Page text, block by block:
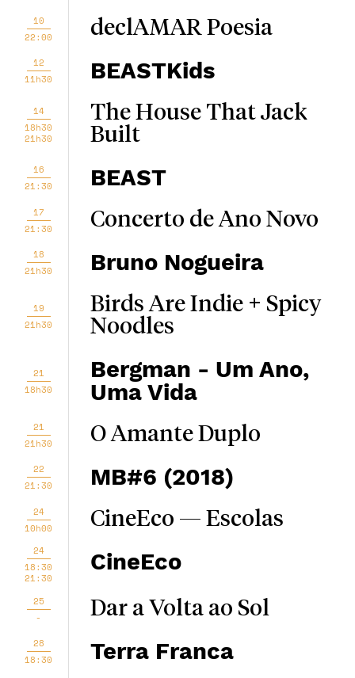
10
22:00
declAMAR Poesia
12
11h30
BEASTKids
14
18h30
21h30
The House That Jack
Built
16
21:30
BEAST
17
21:30
Concerto de Ano Novo
18
21h30
Bruno Nogueira
19
21h30
Birds Are Indie + Spicy
Noodles
21
18h30
Bergman - Um Ano,
Uma Vida
21
21h30
O Amante Duplo
22
21:30
MB#6 (2018)
24
10h00
CineEco — Escolas
24
18:30
21:30
CineEco
25
-
Dar a Volta ao Sol
28
18:30
Terra Franca